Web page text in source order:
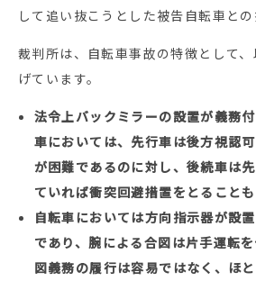
して追い抜こうとした被告自転車との
裁判所は、自転車事故の特徴として
げています。
法令上バックミラーの設置が義務
車においては、先行車は後方視認
が困難であるのに対し、後続車は
ていれば衝突回避措置をとることも
自転車においては方向指示器が設
であり、腕による合図は片手運転
図義務の履行は容易ではなく、ほ